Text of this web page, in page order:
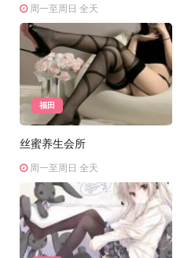
周一至周日 全天
福田
丝蜜养生会所
周一至周日 全天